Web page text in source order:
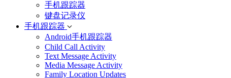
手机跟踪器
键盘记录仪
手机跟踪器
Android手机跟踪器
Child Call Activity
Text Message Activity
Media Message Activity
Family Location Updates